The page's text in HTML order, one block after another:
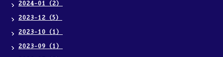
2024-01（2）
2023-12（5）
2023-10（1）
2023-09（1）